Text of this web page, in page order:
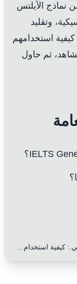
نماذج الآيلتس
وتقليد
استخدامهم
ثم حاول
: كيفية استخدام أمثلة محددة في الرسائل لزيادة الإقناع: 5 نصائح عملية